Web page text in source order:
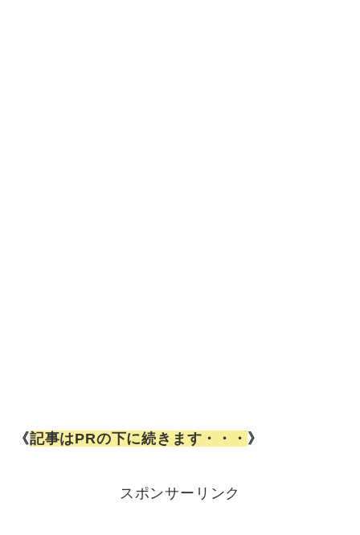
《記事はPRの下に続きます・・・ 》
スポンサーリンク